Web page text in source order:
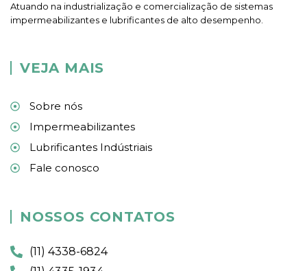
Atuando na industrialização e comercialização de sistemas
impermeabilizantes e lubrificantes de alto desempenho.
VEJA MAIS
Sobre nós
Impermeabilizantes
Lubrificantes Indústriais
Fale conosco
NOSSOS CONTATOS
(11) 4338-6824